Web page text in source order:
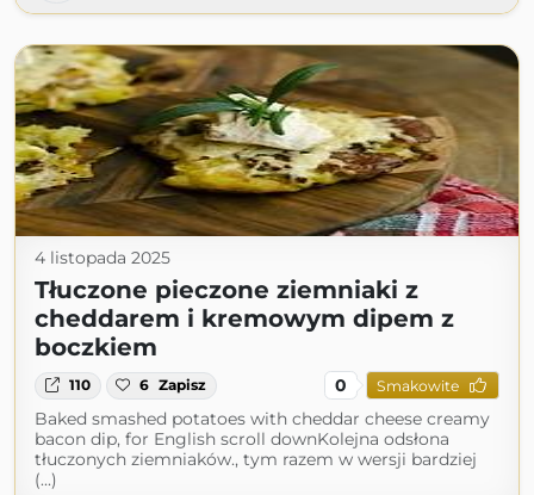
4 listopada 2025
Tłuczone pieczone ziemniaki z
cheddarem i kremowym dipem z
boczkiem
110 6 Zapisz 0 Smakowite
Baked smashed potatoes with cheddar cheese creamy
bacon dip, for English scroll downKolejna odsłona
tłuczonych ziemniaków., tym razem w wersji bardziej
(...)